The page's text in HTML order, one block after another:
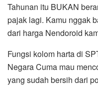
Tahunan itu BUKAN
pajak lagi. Kamu nggak
dari harga Nendoroid
Fungsi kolom harta di
Negara Cuma mau
yang sudah bersih dari